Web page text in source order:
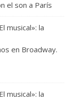
el son a París
musical»: la
en Broadway.
musical»: la